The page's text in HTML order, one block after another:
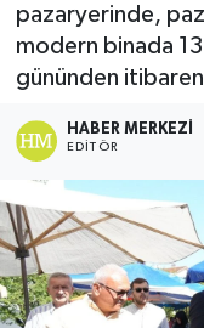
pazaryerinde,
modern binada
gününden
HABER MERKEZI
EDITÖR